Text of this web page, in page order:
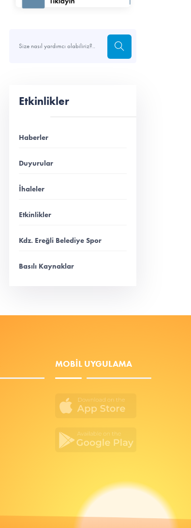
Etkinlikler
Haberler
Duyurular
İhaleler
Etkinlikler
Kdz. Ereğli Belediye Spor
Basılı Kaynaklar
MOBIL UYGULAMA